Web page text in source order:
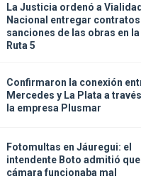
La Justicia ordenó a
Nacional entregar contratos
sanciones de las obras en la
Ruta 5
Confirmaron la conexión
Mercedes y La Plata a
la empresa Plusmar
Fotomultas en Jáuregui: el
intendente Boto admitió que
cámara funcionaba mal